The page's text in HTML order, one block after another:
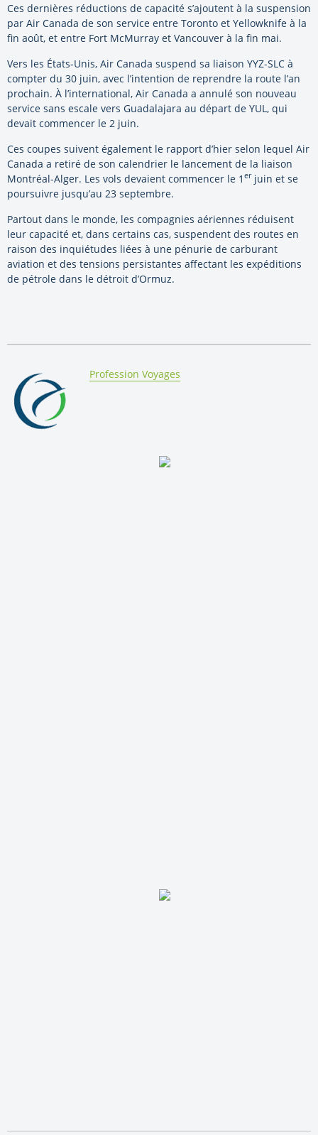
Ces dernières réductions de capacité s’ajoutent à la suspension
par Air Canada de son service entre Toronto et Yellowknife à la
fin août, et entre Fort McMurray et Vancouver à la fin mai.
Vers les États-Unis, Air Canada suspend sa liaison YYZ-SLC à
compter du 30 juin, avec l’intention de reprendre la route l’an
prochain. À l’international, Air Canada a annulé son nouveau
service sans escale vers Guadalajara au départ de YUL, qui
devait commencer le 2 juin.
Ces coupes suivent également le rapport d’hier selon lequel Air
Canada a retiré de son calendrier le lancement de la liaison
Montréal-Alger. Les vols devaient commencer le 1 erjuin et se
poursuivre jusqu’au 23 septembre.
Partout dans le monde, les compagnies aériennes réduisent
leur capacité et, dans certains cas, suspendent des routes en
raison des inquiétudes liées à une pénurie de carburant
aviation et des tensions persistantes affectant les expéditions
de pétrole dans le détroit d’Ormuz.
By:
Profession Voyages